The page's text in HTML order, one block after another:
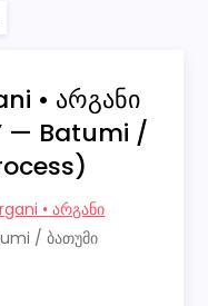
• არგანი
— Batumi /
• არგანი
/ ბათუმი